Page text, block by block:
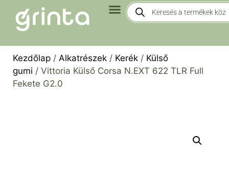
Kezdőlap / Alkatrészek / Kerék / Külső
gumi / Vittoria Külső Corsa N.EXT 622 TLR Full
Fekete G2.0